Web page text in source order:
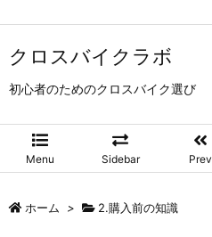
クロスバイクラボ
初心者のためのクロスバイク選び
Menu Sidebar Prev
ホーム > 2.購入前の知識